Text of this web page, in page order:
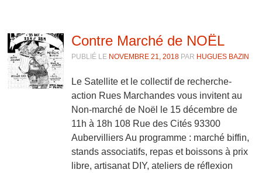
Contre Marché de NOËL
PUBLIÉ LE NOVEMBRE 21, 2018PAR HUGUES BAZIN
Le Satellite et le collectif de recherche-
action Rues Marchandes vous invitent au
Non-marché de Noël le 15 décembre de
11h à 18h 108 Rue des Cités 93300
Aubervilliers Au programme : marché biffin,
stands associatifs, repas et boissons à prix
libre, artisanat DIY, ateliers de réflexion